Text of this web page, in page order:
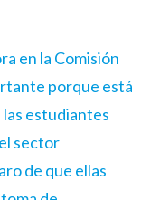
en la Comisión
porque está
estudiantes
sector
de que ellas